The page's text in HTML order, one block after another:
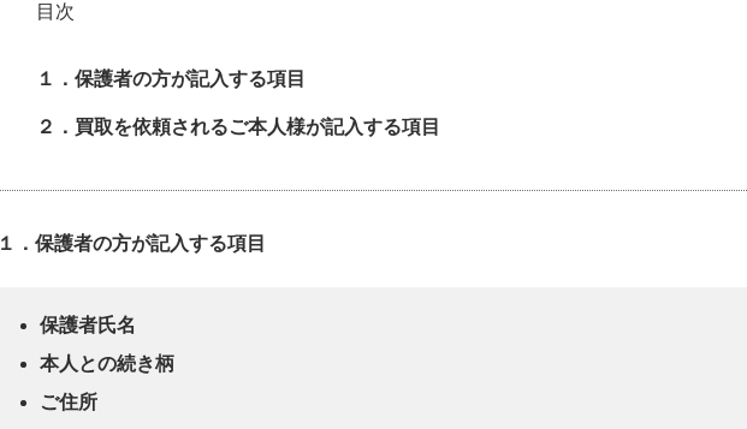
目次
１．保護者の方が記入する項目
２．買取を依頼されるご本人様が記入する項目
１．保護者の方が記入する項目
保護者氏名
本人との続き柄
ご住所